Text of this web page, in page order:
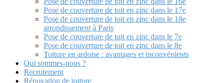
Pose de couverture de toit en zinc dans le 17e
Pose de couverture de toit en zinc dans le 18e
arrondissement à Paris
Pose de couverture de toit en zinc dans le 7e
Pose de couverture de toit en zinc dans le 8e
Toiture en ardoise : avantages et inconvénients
Qui sommes-nous ?
Recrutement
Rénovation de toiture